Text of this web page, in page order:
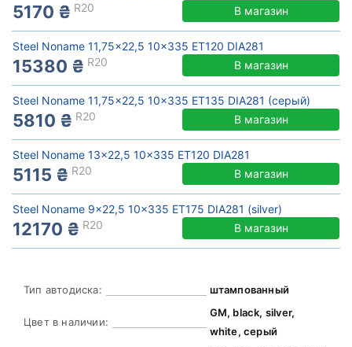
5170 ₴ R20 В магазин
Steel Noname 11,75x22,5 10x335 ET120 DIA281
15380 ₴ R20 В магазин
Steel Noname 11,75x22,5 10x335 ET135 DIA281 (серый)
5810 ₴ R20 В магазин
Steel Noname 13x22,5 10x335 ET120 DIA281
5115 ₴ R20 В магазин
Steel Noname 9x22,5 10x335 ET175 DIA281 (silver)
12170 ₴ R20 В магазин
Тип автодиска: штампованный
Цвет в наличии:
GM, black, silver,
white, серый